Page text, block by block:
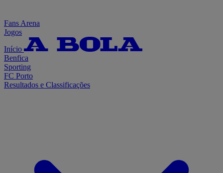
Fans Arena
Jogos
Início
Benfica
Sporting
FC Porto
Resultados e Classificações